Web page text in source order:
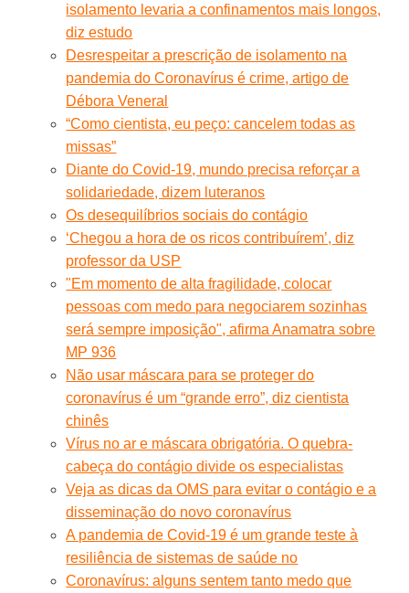
isolamento levaria a confinamentos mais longos,
diz estudo
Desrespeitar a prescrição de isolamento na
pandemia do Coronavírus é crime, artigo de
Débora Veneral
“Como cientista, eu peço: cancelem todas as
missas”
Diante do Covid-19, mundo precisa reforçar a
solidariedade, dizem luteranos
Os desequilíbrios sociais do contágio
‘Chegou a hora de os ricos contribuírem’, diz
professor da USP
"Em momento de alta fragilidade, colocar
pessoas com medo para negociarem sozinhas
será sempre imposição", afirma Anamatra sobre
MP 936
Não usar máscara para se proteger do
coronavírus é um “grande erro”, diz cientista
chinês
Vírus no ar e máscara obrigatória. O quebra-
cabeça do contágio divide os especialistas
Veja as dicas da OMS para evitar o contágio e a
disseminação do novo coronavírus
A pandemia de Covid-19 é um grande teste à
resiliência de sistemas de saúde no
Coronavírus: alguns sentem tanto medo que